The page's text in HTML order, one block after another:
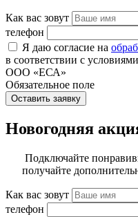
Как вас зовут
телефон
Я даю согласие на
в соответствии с условиями
ООО «ЕСА»
Обязательное поле
Оставить заявку
Новогодняя
Подключайте
получайте
Как вас зовут
телефон